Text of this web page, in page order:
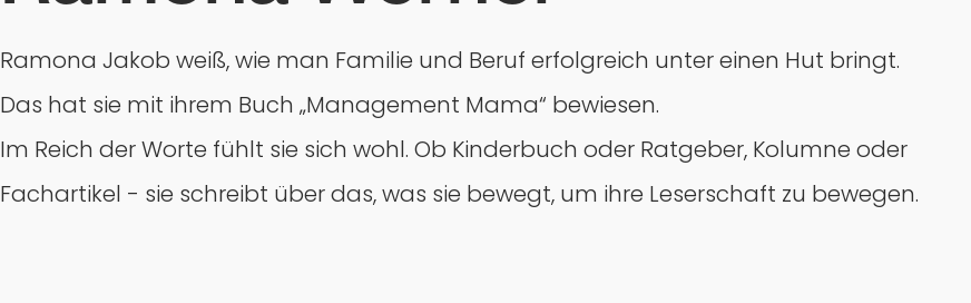
Ramona Jakob weiß, wie man Familie und Beruf erfolgreich unter einen Hut bringt.
Das hat sie mit ihrem Buch „Management Mama“ bewiesen.
Im Reich der Worte fühlt sie sich wohl. Ob Kinderbuch oder Ratgeber, Kolumne oder
Fachartikel - sie schreibt über das, was sie bewegt, um ihre Leserschaft zu bewegen.